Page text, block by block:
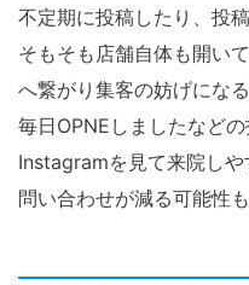
不定期に投稿したり、投
そもそも店舗自体も開い
へ繋がり集客の妨げにな
毎日OPNEしましたなど
Instagramを見て来院し
問い合わせが減る可能性も